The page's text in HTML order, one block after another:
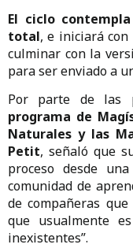
El ciclo
total, e iniciará
culminar con la
para ser enviado a
Por parte de las
programa de
Naturales y las
Petit, señaló que
proceso desde
comunidad de
de compañeras
que usualmente
inexistentes”.